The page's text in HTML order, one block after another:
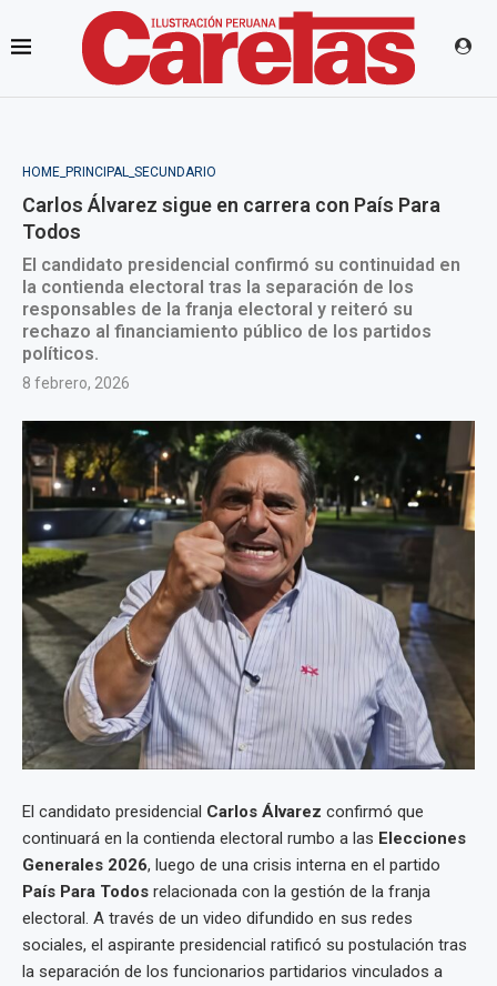
HOME_PRINCIPAL_SECUNDARIO
Carlos Álvarez sigue en carrera con País Para
Todos
El candidato presidencial confirmó su continuidad en
la contienda electoral tras la separación de los
responsables de la franja electoral y reiteró su
rechazo al financiamiento público de los partidos
políticos.
8 febrero, 2026
El candidato presidencial Carlos Álvarez confirmó que
continuará en la contienda electoral rumbo a las Elecciones
Generales 2026, luego de una crisis interna en el partido
País Para Todos relacionada con la gestión de la franja
electoral. A través de un video difundido en sus redes
sociales, el aspirante presidencial ratificó su postulación tras
la separación de los funcionarios partidarios vinculados a